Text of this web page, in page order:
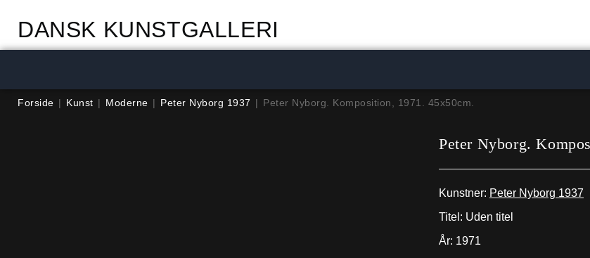
DANSK KUNSTGALLERI
Forside | Kunst | Moderne | Peter Nyborg 1937 | Peter Nyborg. Komposition, 1971. 45x50cm.
Peter Nyborg.
Kunstner: Peter Nyborg 1937
Titel: Uden titel
År: 1971